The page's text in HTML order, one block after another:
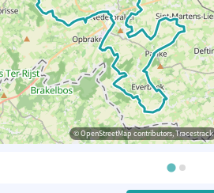
© OpenStreetMap contributors, Tracestrack